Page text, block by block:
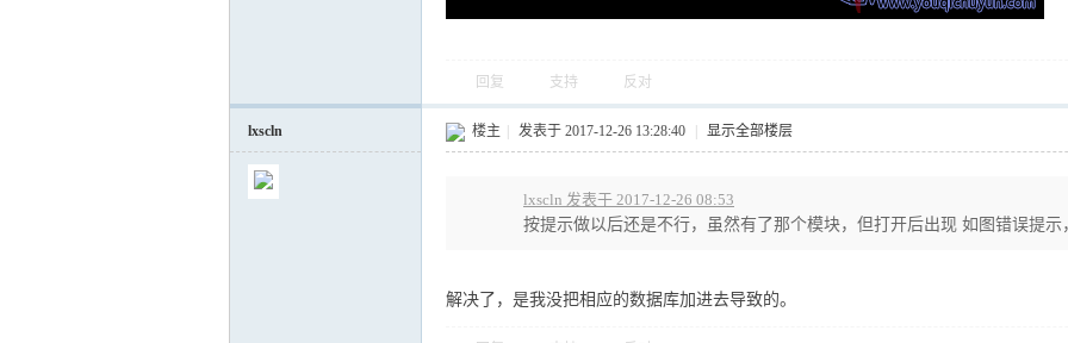
回复 支持 反对
lxscln 楼主 发表于 2017-12-26 13:28:40 显示全部楼层
lxscln 发表于 2017-12-26 08:53
按提示做以后还是不行，虽然有了那个模块，但打开后出现 如图错误提示
解决了，是我没把相应的数据库加进去导致的。